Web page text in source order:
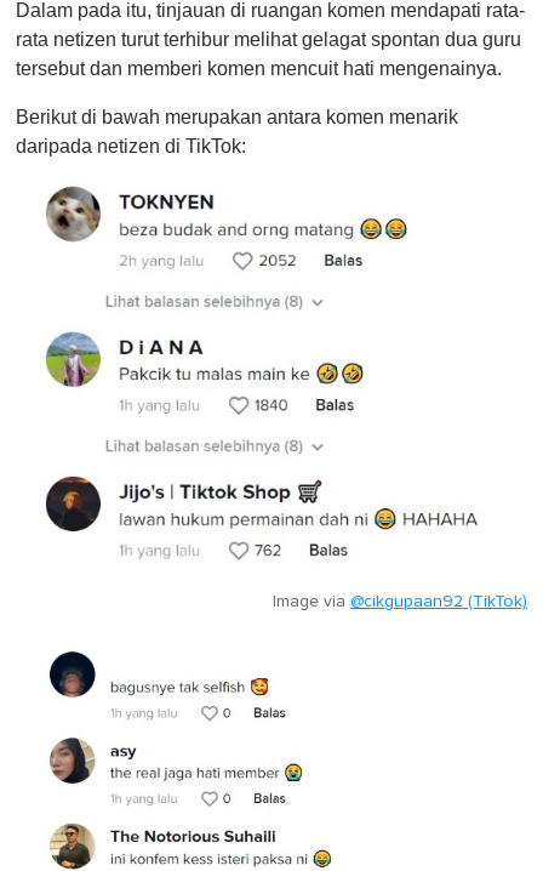
Dalam pada itu, tinjauan di ruangan komen mendapati rata-
rata netizen turut terhibur melihat gelagat spontan dua guru
tersebut dan memberi komen mencuit hati mengenainya.
Berikut di bawah merupakan antara komen menarik
daripada netizen di TikTok:
Image via @cikgupaan92 (TikTok)